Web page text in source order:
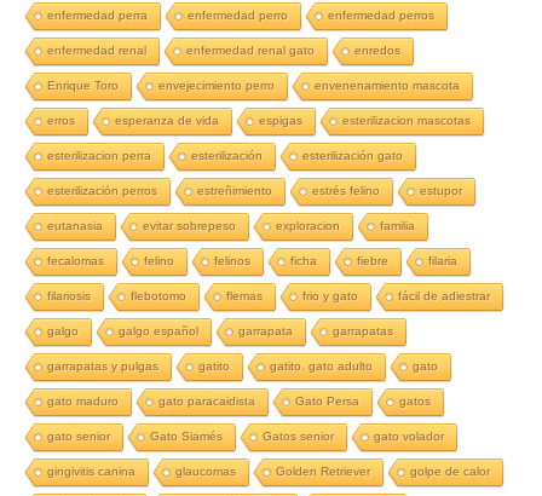
enfermedad perra enfermedad perro enfermedad perros
enfermedad renal enfermedad renal gato enredos
Enrique Toro envejecimiento perro envenenamiento mascota
erros esperanza de vida espigas esterilizacion mascotas
esterilizacion perra esterilización esterilización gato
esterilización perros estreñimiento estrés felino estupor
eutanasia evitar sobrepeso exploracion familia
fecalomas felino felinos ficha fiebre filaria
filariosis flebotomo flemas frio y gato fácil de adiestrar
galgo galgo español garrapata garrapatas
garrapatas y pulgas gatito gatito. gato adulto gato
gato maduro gato paracaidista Gato Persa gatos
gato senior Gato Siamés Gatos senior gato volador
gingivitis canina glaucomas Golden Retriever golpe de calor